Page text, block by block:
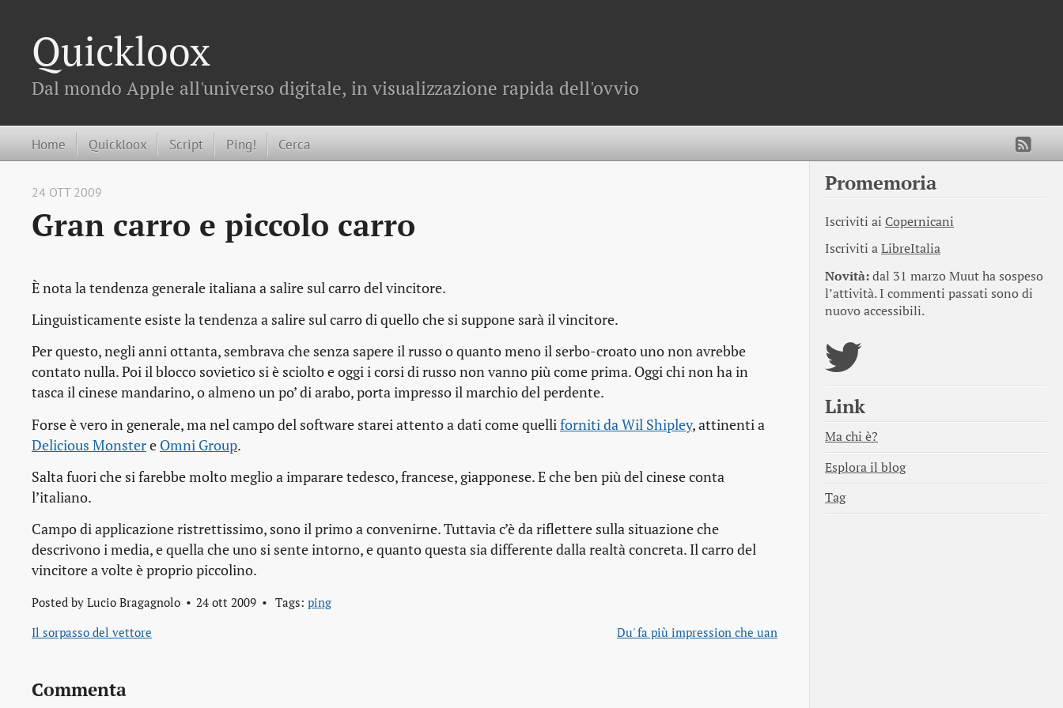
Quickloox
Dal mondo Apple all'universo digitale, in visualizzazione rapida dell'ovvio
Home Quickloox Script Ping! Cerca
24 OTT 2009
Gran carro e piccolo carro
È nota la tendenza generale italiana a salire sul carro del vincitore.
Linguisticamente esiste la tendenza a salire sul carro di quello che si suppone sarà il vincitore.
Per questo, negli anni ottanta, sembrava che senza sapere il russo o quanto meno il serbo-croato uno non avrebbe
contato nulla. Poi il blocco sovietico si è sciolto e oggi i corsi di russo non vanno più come prima. Oggi chi non ha in
tasca il cinese mandarino, o almeno un po’ di arabo, porta impresso il marchio del perdente.
Forse è vero in generale, ma nel campo del software starei attento a dati come quelli forniti da Wil Shipley, attinenti a
Delicious Monstere Omni Group.
Salta fuori che si farebbe molto meglio a imparare tedesco, francese, giapponese. E che ben più del cinese conta
l’italiano.
Campo di applicazione ristrettissimo, sono il primo a convenirne. Tuttavia c’è da riflettere sulla situazione che
descrivono i media, e quella che uno si sente intorno, e quanto questa sia differente dalla realtà concreta. Il carro del
vincitore a volte è proprio piccolino.
Posted by Lucio Bragagnolo 24 ott 2009 Tags: ping
Il sorpasso del vettore
Du' fa più impression che uan
Commenta
Promemoria
Iscriviti ai Copernicani
Iscriviti aLibreItalia
Novità:dal 31 marzo Muut ha sospeso
l’attività. I commenti passati sono di
nuovo accessibili.
Link
Ma chi è?
Esplora il blog
Tag